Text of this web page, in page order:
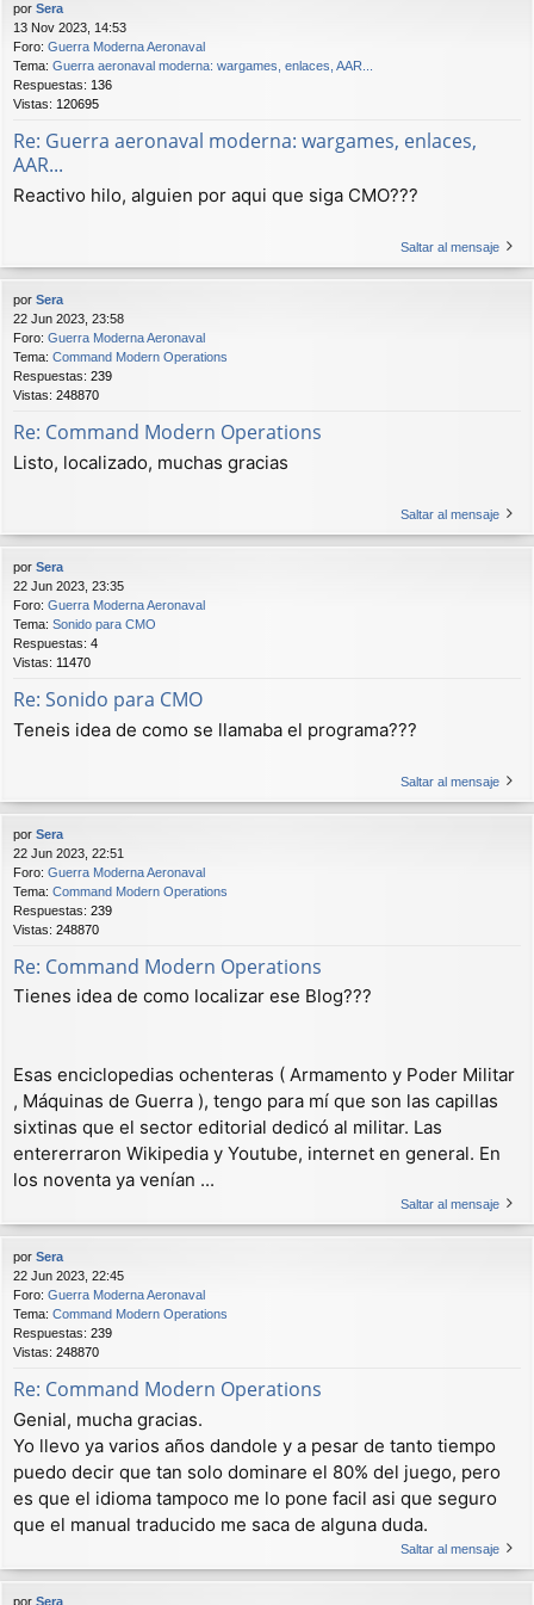
por Sera
13 Nov 2023, 14:53
Foro: Guerra Moderna Aeronaval
Tema: Guerra aeronaval moderna: wargames, enlaces, AAR...
Respuestas: 136
Vistas: 120695
Re: Guerra aeronaval moderna: wargames, enlaces,
AAR...
Reactivo hilo, alguien por aqui que siga CMO???
Saltar al mensaje
por Sera
22 Jun 2023, 23:58
Foro: Guerra Moderna Aeronaval
Tema: Command Modern Operations
Respuestas: 239
Vistas: 248870
Re: Command Modern Operations
Listo, localizado, muchas gracias
Saltar al mensaje
por Sera
22 Jun 2023, 23:35
Foro: Guerra Moderna Aeronaval
Tema: Sonido para CMO
Respuestas: 4
Vistas: 11470
Re: Sonido para CMO
Teneis idea de como se llamaba el programa???
Saltar al mensaje
por Sera
22 Jun 2023, 22:51
Foro: Guerra Moderna Aeronaval
Tema: Command Modern Operations
Respuestas: 239
Vistas: 248870
Re: Command Modern Operations
Tienes idea de como localizar ese Blog???
Esas enciclopedias ochenteras ( Armamento y Poder Militar
, Máquinas de Guerra ), tengo para mí que son las capillas
sixtinas que el sector editorial dedicó al militar. Las
entererraron Wikipedia y Youtube, internet en general. En
los noventa ya venían ...
Saltar al mensaje
por Sera
22 Jun 2023, 22:45
Foro: Guerra Moderna Aeronaval
Tema: Command Modern Operations
Respuestas: 239
Vistas: 248870
Re: Command Modern Operations
Genial, mucha gracias.
Yo llevo ya varios años dandole y a pesar de tanto tiempo
puedo decir que tan solo dominare el 80% del juego, pero
es que el idioma tampoco me lo pone facil asi que seguro
que el manual traducido me saca de alguna duda.
Saltar al mensaje
por Sera